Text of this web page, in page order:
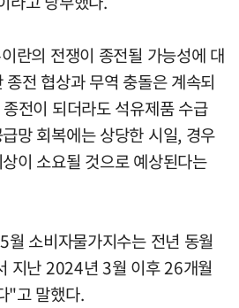
란의 전쟁이 종전될 가능성에 대
전 협상과 무역 충돌은 계속되
전이 되더라도 석유제품 수급
망 회복에는 상당한 시일, 경우
이 소요될 것으로 예상된다는
소비자물가지수는 전년 동월
지난 2024년 3월 이후 26개월
"고 말했다.